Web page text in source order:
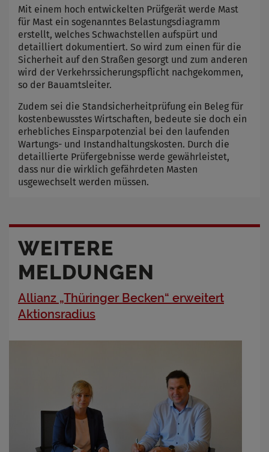
Mit einem hoch entwickelten Prüfgerät werde Mast
für Mast ein sogenanntes Belastungsdiagramm
erstellt, welches Schwachstellen aufspürt und
detailliert dokumentiert. So wird zum einen für die
Sicherheit auf den Straßen gesorgt und zum anderen
wird der Verkehrssicherungspflicht nachgekommen,
so der Bauamtsleiter.
Zudem sei die Standsicherheitprüfung ein Beleg für
kostenbewusstes Wirtschaften, bedeute sie doch ein
erhebliches Einsparpotenzial bei den laufenden
Wartungs- und Instandhaltungskosten. Durch die
detaillierte Prüfergebnisse werde gewährleistet,
dass nur die wirklich gefährdeten Masten
usgewechselt werden müssen.
WEITERE
MELDUNGEN
Allianz „Thüringer Becken“ erweitert
Aktionsradius